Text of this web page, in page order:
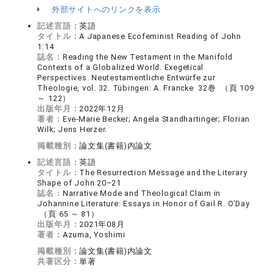
外部サイトへのリンクを表示
記述言語：英語
タイトル：A Japanese Ecofeminist Reading of John
1:14
誌名： Reading the New Testament in the Manifold
Contexts of a Globalized World. Exegetical
Perspectives. Neutestamentliche Entwürfe zur
Theologie, vol. 32. Tübingen: A. Francke 32巻 （頁 109
～ 122）
出版年月： 2022年12月
著者： Eve-Marie Becker; Angela Standhartinger; Florian
Wilk; Jens Herzer.
掲載種別：論文集(書籍)内論文
記述言語：英語
タイトル： The Resurrection Message and the Literary
Shape of John 20–21
誌名： Narrative Mode and Theological Claim in
Johannine Literature: Essays in Honor of Gail R. O’Day
（頁 65 ～ 81）
出版年月： 2021年08月
著者： Azuma, Yoshimi
掲載種別：論文集(書籍)内論文
共著区分：単著